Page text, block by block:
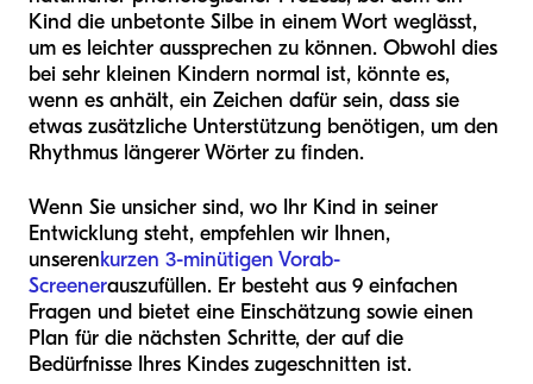
Kind die unbetonte Silbe in einem Wort weglässt,
um es leichter aussprechen zu können. Obwohl dies
bei sehr kleinen Kindern normal ist, könnte es,
wenn es anhält, ein Zeichen dafür sein, dass sie
etwas zusätzliche Unterstützung benötigen, um den
Rhythmus längerer Wörter zu finden.
Wenn Sie unsicher sind, wo Ihr Kind in seiner
Entwicklung steht, empfehlen wir Ihnen,
unserenkurzen 3-minütigen Vorab-
Screenerauszufüllen. Er besteht aus 9 einfachen
Fragen und bietet eine Einschätzung sowie einen
Plan für die nächsten Schritte, der auf die
Bedürfnisse Ihres Kindes zugeschnitten ist.